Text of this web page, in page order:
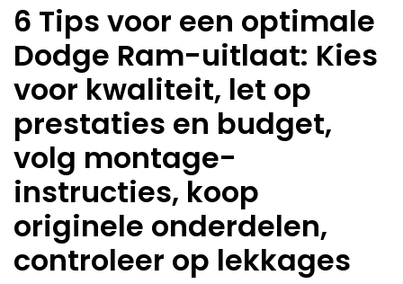
6 Tips voor een optimale
Dodge Ram-uitlaat: Kies
voor kwaliteit, let op
prestaties en budget,
volg montage-
instructies, koop
originele onderdelen,
controleer op lekkages